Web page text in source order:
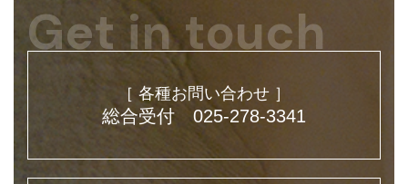
Get in touch
［ 各種お問い合わせ ］
総合受付 025-278-3341